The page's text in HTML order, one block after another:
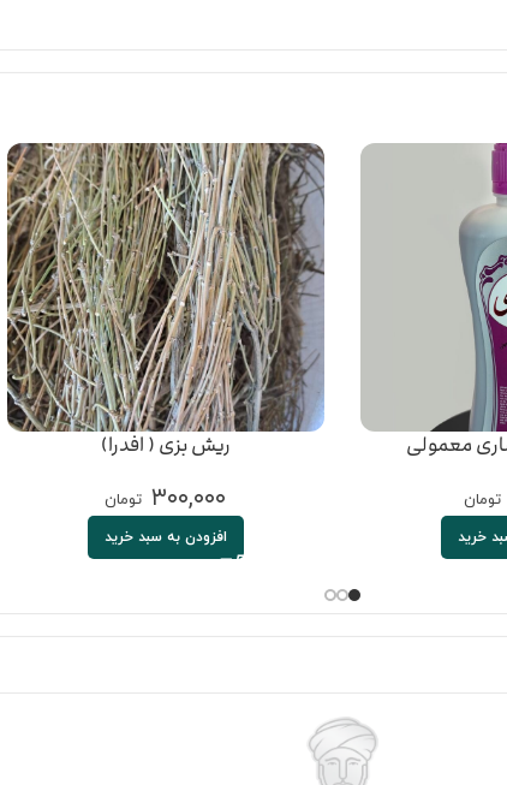
معمولی
تومان
خرید
ریش بزی ( افدرا)
۳۰۰,۰۰۰ تومان
افزودن به سبد خرید